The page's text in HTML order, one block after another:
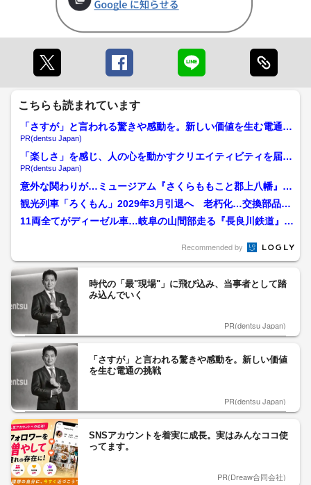
こちらも読まれています
「さすが」と言われる驚きや感動を。新しい価値を生む電通の
挑戦
PR(dentsu Japan)
「楽しさ」を感じ、人の心を動かすクリエイティビティを届け
る
PR(dentsu Japan)
意外な関わりが…ミュージアム『さくらももこと郡上八幡』オ
ープンへ “勝手につくっ...
観光列車「ろくもん」2029年3月引退へ 老朽化…交換部品の
確保困難 車両は19...
11両全てがディーゼル車…岐阜の山間部走る『長良川鉄道』に
Recommended by
時代の「最"現場"」に飛び込み、当事者として踏
み込んでいく
PR(dentsu Japan)
「さすが」と言われる驚きや感動を。新しい価値
を生む電通の挑戦
PR(dentsu Japan)
SNSアカウントを着実に成長。実はみんなココ使
ってます。
PR(Dreaw合同会社)